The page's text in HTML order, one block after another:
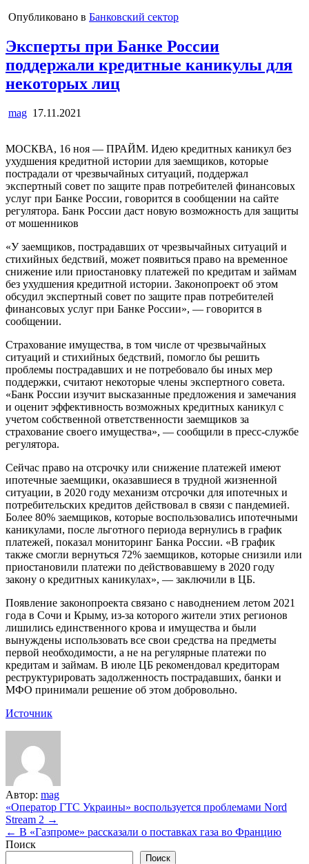
Опубликовано в Банковский сектор
Эксперты при Банке России
поддержали кредитные каникулы для
некоторых лиц
mag 17.11.2021
МОСКВА, 16 ноя — ПРАЙМ. Идею кредитных каникул без
ухудшения кредитной истории для заемщиков, которые
пострадали от чрезвычайных ситуаций, поддержал
экспертный совет по защите прав потребителей финансовых
услуг при Банке России, говорится в сообщении на сайте
регулятора. Банк России даст новую возможность для защиты
от мошенников
«У заемщиков, пострадавших от чрезвычайных ситуаций и
стихийных бедствий, может появиться право на временное
снижение или приостановку платежей по кредитам и займам
без ухудшения кредитной истории. Законопроект об этом
обсудил экспертный совет по защите прав потребителей
финансовых услуг при Банке России», — говорится в
сообщении.
Страхование имущества, в том числе от чрезвычайных
ситуаций и стихийных бедствий, помогло бы решить
проблемы пострадавших и не потребовало бы иных мер
поддержки, считают некоторые члены экспертного совета.
«Банк России изучит высказанные предложения и замечания
и оценит эффективность возможных кредитных каникул с
учетом собственной ответственности заемщиков за
страхование своего имущества», — сообщили в пресс-службе
регулятора.
Сейчас право на отсрочку или снижение платежей имеют
ипотечные заемщики, оказавшиеся в трудной жизненной
ситуации, в 2020 году механизм отсрочки для ипотечных и
потребительских кредитов действовал в связи с пандемией.
Более 80% заемщиков, которые воспользовались ипотечными
каникулами, после льготного периода вернулись в график
платежей, показал мониторинг Банка России. «В график
также смогли вернуться 72% заемщиков, которые снизили или
приостановили платежи по действовавшему в 2020 году
закону о кредитных каникулах», — заключили в ЦБ.
Появление законопроекта связано с наводнением летом 2021
года в Сочи и Крыму, из-за которого жители этих регионов
лишились единственного крова и имущества и были
вынуждены использовать все свои средства на предметы
первой необходимости, а не на регулярные платежи по
кредитам и займам. В июле ЦБ рекомендовал кредиторам
реструктурировать задолженность пострадавших, банки и
МФО принимали решение об этом добровольно.
Источник
Автор: mag
Навигация
по
записям
«Оператор ГТС Украины» воспользуется проблемами Nord
Stream 2 →
← В «Газпроме» рассказали о поставках газа во Францию
Поиск
Поиск